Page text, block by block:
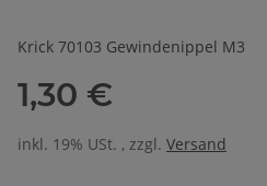
Krick 70103 Gewindenippel M3
1,30 €
inkl. 19% USt. , zzgl. Versand